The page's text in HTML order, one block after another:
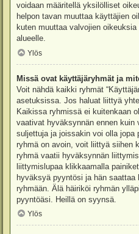
voidaan määritellä yksilölliset
helpon tavan muuttaa käyttäjien
kuten muuttaa valvojien
alueelle.
Ylös
Missä ovat käyttäjäryhmät ja
Voit nähdä kaikki ryhmät
asetuksissa. Jos haluat liittyä
Kaikissa ryhmissä ei kuitenkaan
vaativat hyväksynnän ennen
suljettuja ja joissakin voi olla jopa
ryhmä on avoin, voit liittyä siihen
ryhmä vaatii hyväksynnän
liittymislupaa klikkaamalla
hyväksyä pyyntösi ja hän
ryhmään. Älä häiriköi ryhmän
pyyntöäsi. Heillä on syynsä.
Ylös